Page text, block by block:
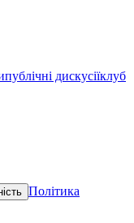
публічні дискусіїклуб
Політика